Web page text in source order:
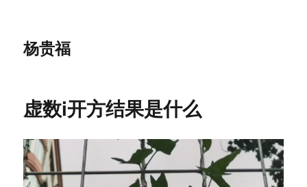
杨贵福
虚数i开方结果是什么